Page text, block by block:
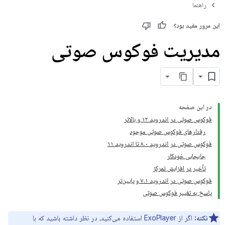
راهنما
این مرور مفید بود؟
مدیریت فوکوس صوتی
در این صفحه
فوکوس صوتی در اندروید ۱۲ و بالاتر
رفتارهای فوکوس صوتی موجود
فوکوس صوتی در اندروید ۸.۰ تا اندروید ۱۱
جابجایی خودکار
تأخیر در افزایش تمرکز
فوکوس صوتی در اندروید ۷.۱ و پایین‌تر
پاسخ به تغییر فوکوس صوتی
نکته:
اگر از ExoPlayer استفاده می‌کنید، در نظر داشته باشید که با